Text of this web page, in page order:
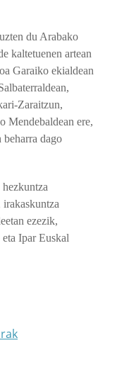
du Arabako
kaltetuenen artean
Garaiko ekialdean
Zaraitzun,
Mendebaldean ere,
beharra dago
irakaskuntza
ezezik,
Ipar Euskal